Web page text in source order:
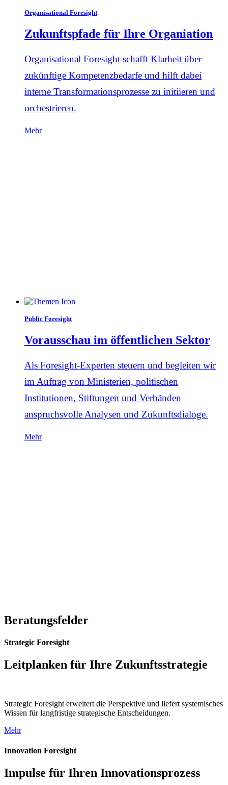
Organisational Foresight
Zukunftspfade für Ihre Organiation
Organisational Foresight schafft Klarheit über
zukünftige Kompetenz­bedarfe und hilft dabei
interne Transformations­prozesse zu initiieren und
orchestrieren.
Mehr
Public Foresight
Vorausschau im öffentlichen Sektor
Als Foresight-Experten steuern und begleiten wir
im Auftrag von Ministerien, politischen
Institutionen, Stiftungen und Verbänden
anspruchsvolle Analysen und Zukunftsdialoge.
Mehr
Beratungsfelder
Strategic Foresight
Leitplanken für Ihre Zukunftsstrategie
Strategic Foresight erweitert die Perspektive und liefert systemisches
Wissen für langfristige strategische Entscheidungen.
Mehr
Innovation Foresight
Impulse für Ihren Innovationsprozess